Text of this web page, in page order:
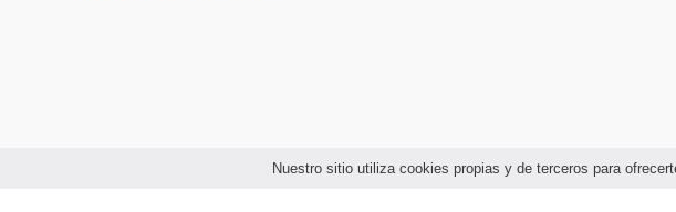
Nuestro sitio utiliza cookies propias y de terceros para